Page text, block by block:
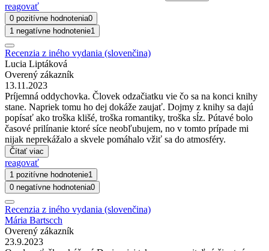
reagovať
0 pozitívne hodnotenia0
1 negatívne hodnotenie1
Recenzia z iného vydania (slovenčina)
Lucia Liptáková
Overený zákazník
13.11.2023
Príjemná oddychovka. Človek odzačiatku vie čo sa na konci knihy
stane. Napriek tomu ho dej dokáže zaujať. Dojmy z knihy sa dajú
popísať ako troška klišé, troška romantiky, troška sĺz. Pútavé bolo
časové prilínanie ktoré síce neobľubujem, no v tomto prípade mi
nijak neprekážalo a skvele pomáhalo vžiť sa do atmosféry.
Čítať viac
reagovať
1 pozitívne hodnotenie1
0 negatívne hodnotenia0
Recenzia z iného vydania (slovenčina)
Mária Bartscch
Overený zákazník
23.9.2023